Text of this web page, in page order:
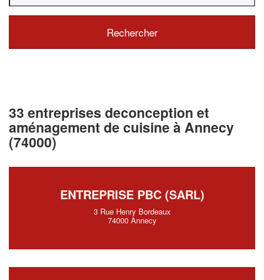
33 entreprises deconception et
aménagement de cuisine à Annecy
(74000)
ENTREPRISE PBC (SARL)
3 Rue Henry Bordeaux
74000 Annecy